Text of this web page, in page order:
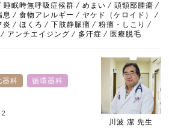
睡眠時無呼吸症候群 めまい
頭頸部腫瘍
息 食物アレルギー
ヤケド（ケロイド）
炎 ほくろ 下肢静脈瘤
粉瘤・しこり
アンチエイジング 多汗症 医療脱毛
川波 潔 先生
器科
循環器科